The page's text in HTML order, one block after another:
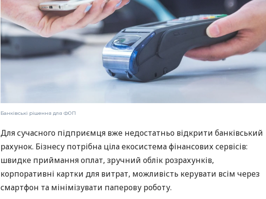
Банківські рішення для ФОП
Для сучасного підприємця вже недостатньо відкрити банківський
рахунок. Бізнесу потрібна ціла екосистема фінансових сервісів:
швидке приймання оплат, зручний облік розрахунків,
корпоративні картки для витрат, можливість керувати всім через
смартфон та мінімізувати паперову роботу.